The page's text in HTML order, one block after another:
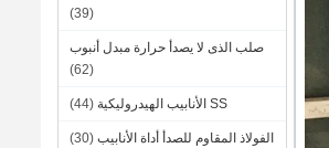
(39)
صلب الذى لا يصدأ حرارة مبدل أنبوب
(62)
SS الأنابيب الهيدروليكية (44)
الفولاذ المقاوم للصدأ أداة الأنابيب (30)